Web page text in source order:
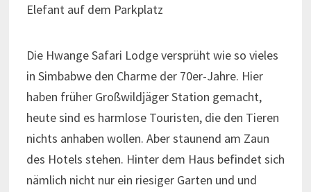
Elefant auf dem Parkplatz
Die Hwange Safari Lodge versprüht wie so vieles
in Simbabwe den Charme der 70er-Jahre. Hier
haben früher Großwildjäger Station gemacht,
heute sind es harmlose Touristen, die den Tieren
nichts anhaben wollen. Aber staunend am Zaun
des Hotels stehen. Hinter dem Haus befindet sich
nämlich nicht nur ein riesiger Garten und und